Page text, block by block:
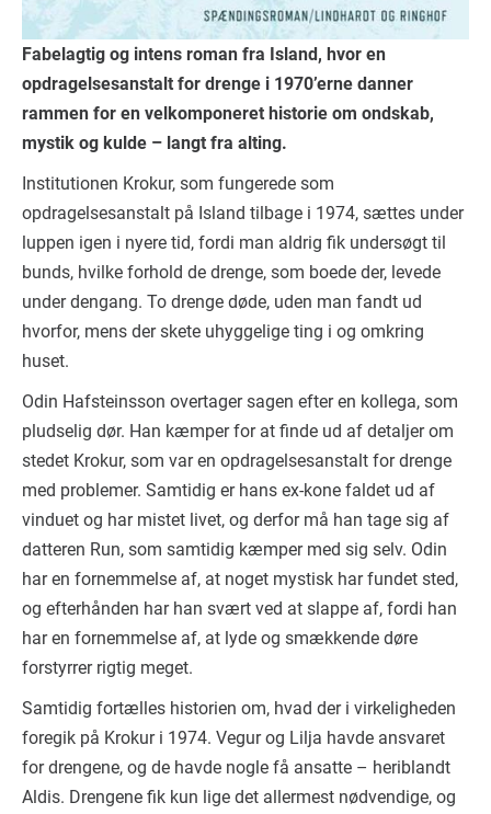
Fabelagtig og intens roman fra Island, hvor en
opdragelsesanstalt for drenge i 1970’erne danner
rammen for en velkomponeret historie om ondskab,
mystik og kulde – langt fra alting.
Institutionen Krokur, som fungerede som
opdragelsesanstalt på Island tilbage i 1974, sættes under
luppen igen i nyere tid, fordi man aldrig fik undersøgt til
bunds, hvilke forhold de drenge, som boede der, levede
under dengang. To drenge døde, uden man fandt ud
hvorfor, mens der skete uhyggelige ting i og omkring
huset.
Odin Hafsteinsson overtager sagen efter en kollega, som
pludselig dør. Han kæmper for at finde ud af detaljer om
stedet Krokur, som var en opdragelsesanstalt for drenge
med problemer. Samtidig er hans ex-kone faldet ud af
vinduet og har mistet livet, og derfor må han tage sig af
datteren Run, som samtidig kæmper med sig selv. Odin
har en fornemmelse af, at noget mystisk har fundet sted,
og efterhånden har han svært ved at slappe af, fordi han
har en fornemmelse af, at lyde og smækkende døre
forstyrrer rigtig meget.
Samtidig fortælles historien om, hvad der i virkeligheden
foregik på Krokur i 1974. Vegur og Lilja havde ansvaret
for drengene, og de havde nogle få ansatte – heriblandt
Aldis. Drengene fik kun lige det allermest nødvendige, og